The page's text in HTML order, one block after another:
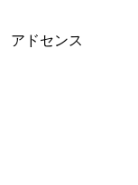
アドセンス